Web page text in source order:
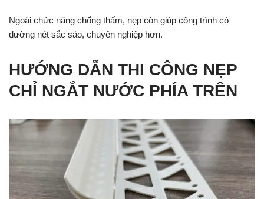
Ngoài chức năng chống thấm, nẹp còn giúp công trình có
đường nét sắc sảo, chuyên nghiệp hơn.
HƯỚNG DẪN THI CÔNG NẸP
CHỈ NGẮT NƯỚC PHÍA TRÊN